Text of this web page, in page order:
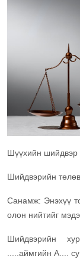
Шүүхийн
Шийдвэрийн
Санамж: Энэхүү
олон нийтийг
Шийдвэрийн
.....аймгийн А....